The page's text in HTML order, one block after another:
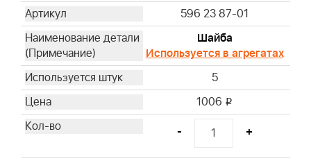
596 23 87-01
Шайба
Используется в агрегатах
5
1006 i
- +